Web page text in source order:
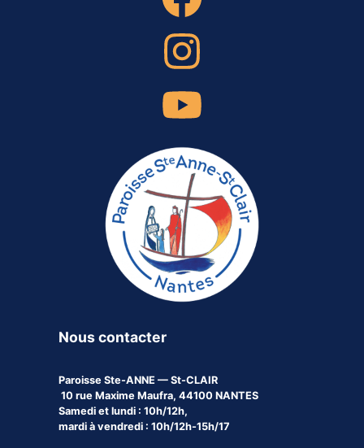
Nous contacter
Paroisse Ste-ANNE — St-CLAIR
10 rue Maxime Maufra, 44100 NANTES
Samedi et lundi : 10h/12h,
mardi à vendredi : 10h/12h-15h/17